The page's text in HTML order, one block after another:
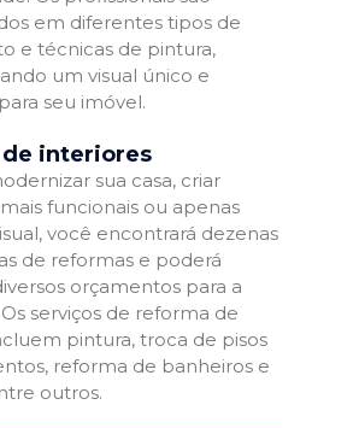
em diferentes tipos de
e técnicas de pintura,
um visual único e
seu imóvel.
interiores
sua casa, criar
funcionais ou apenas
você encontrará dezenas
de reformas e poderá
orçamentos para a
serviços de reforma de
pintura, troca de pisos
reforma de banheiros e
outros.